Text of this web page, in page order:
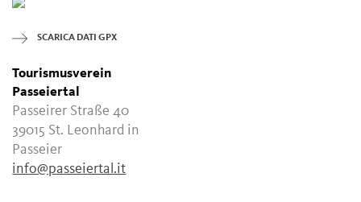
SCARICA DATI GPX
Tourismusverein
Passeiertal
Passeirer Straße 40
39015 St. Leonhard in
Passeier
info@passeiertal.it